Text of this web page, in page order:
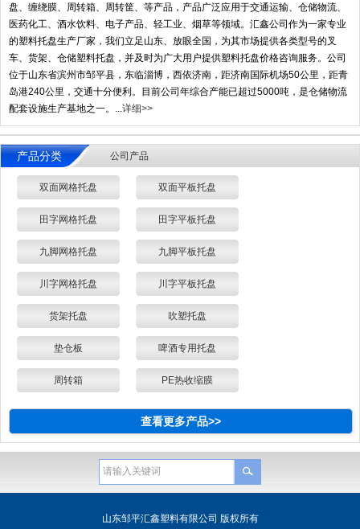
盘、缠绕膜、周转箱、周转筐、等产品，产品广泛应用于交通运输、仓储物流、
医药化工、酒水饮料、电子产品、轻工业、烟草等领域。汇鑫公司作为一家专业
的塑料托盘生产厂家，我们立足山东、放眼全国，为其市场提供各类型号的叉
车、货架、仓储塑料托盘，并及时为广大用户提供塑料托盘价格咨询服务。公司
位于山东省滨州市邹平县，东临淄博，西依济南，距济南国际机场50公里，距青
岛港240公里，交通十分便利。目前公司年综合产能已超过5000吨，是仓储物流
配套设施生产基地之一。...详细>>
产品分类 公司产品
双面网格托盘 双面平板托盘
田字网格托盘 田字平板托盘
九脚网格托盘 九脚平板托盘
川字网格托盘 川字平板托盘
货架托盘 吹塑托盘
垫仓板 啤酒专用托盘
周转箱 PE热收缩膜
查看更多产品>>
山东邹平汇鑫塑料有限公司 版权所有